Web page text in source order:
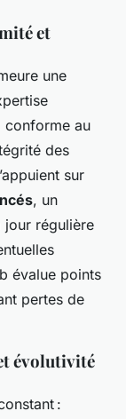
et
une
conforme au
des
sur
, un
jour régulière
évalue points
pertes de
évolutivité
: